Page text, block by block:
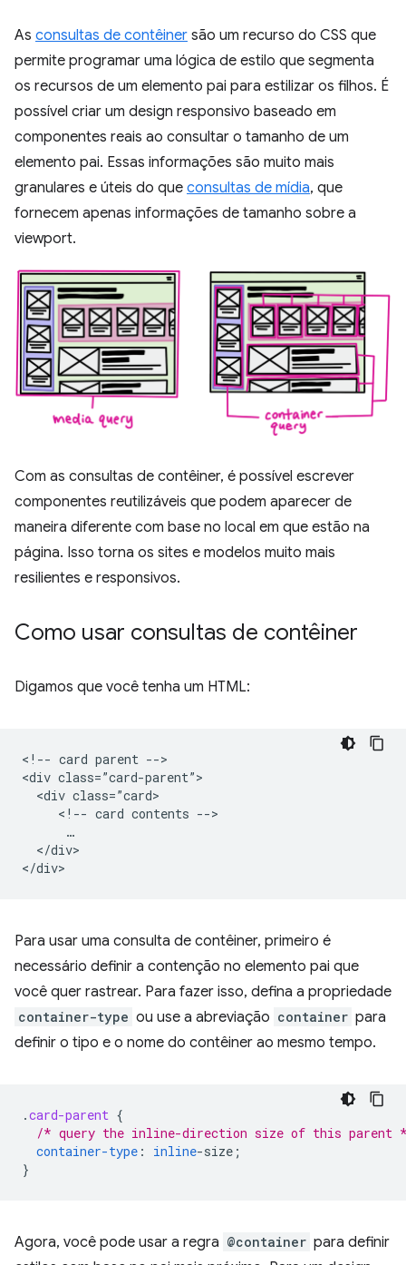
As consultas de contêiner são um recurso do CSS que
permite programar uma lógica de estilo que segmenta
os recursos de um elemento pai para estilizar os filhos. É
possível criar um design responsivo baseado em
componentes reais ao consultar o tamanho de um
elemento pai. Essas informações são muito mais
granulares e úteis do que consultas de mídia, que
fornecem apenas informações de tamanho sobre a
viewport.
Com as consultas de contêiner, é possível escrever
componentes reutilizáveis que podem aparecer de
maneira diferente com base no local em que estão na
página. Isso torna os sites e modelos muito mais
resilientes e responsivos.
Como usar consultas de contêiner
Digamos que você tenha um HTML:
<!-- card parent -->
<div class=”card-parent”>
  <div class=”card>
     <!-- card contents -->
      …
  </div>
Para usar uma consulta de contêiner, primeiro é
necessário definir a contenção no elemento pai que
você quer rastrear. Para fazer isso, defina a propriedade
container-type ou use a abreviação container para
definir o tipo e o nome do contêiner ao mesmo tempo.
.card-parent {
/* query the inline-direction size of this parent
container-type : inline-size ;
}
Agora, você pode usar a regra @container para definir